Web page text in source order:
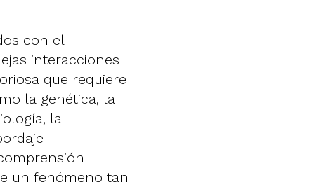
con el
interacciones
que requiere
la genética, la
la
un fenómeno tan